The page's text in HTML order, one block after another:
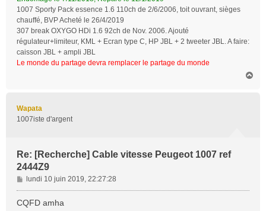
1007 Sporty Pack essence 1.6 110ch de 2/6/2006, toit ouvrant, sièges
chauffé, BVP Acheté le 26/4/2019
307 break OXYGO HDi 1.6 92ch de Nov. 2006. Ajouté
régulateur+limiteur, KML + Ecran type C, HP JBL + 2 tweeter JBL. A faire:
caisson JBL + ampli JBL
Le monde du partage devra remplacer le partage du monde
Wapata
1007iste d'argent
Re: [Recherche] Cable vitesse Peugeot 1007 ref
2444Z9
M
e
s
lundi 10 juin 2019, 22:27:28
CQFD amha